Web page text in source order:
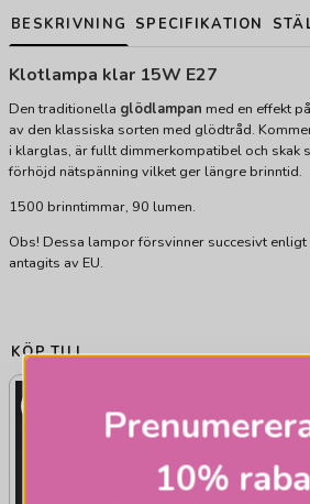
BESKRIVNING SPECIFIKATION
Klotlampa klar 15W E27
Den traditionella glödlampan med en effekt
av den klassiska sorten med glödtråd.
i klarglas, är fullt dimmerkompatibel och skak
förhöjd nätspänning vilket ger längre brinntid.
1500 brinntimmar, 90 lumen.
Obs! Dessa lampor försvinner succesivt
antagits av EU.
KÖP TILL
10%